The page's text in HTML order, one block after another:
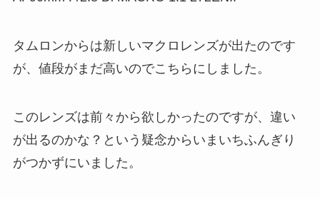
タムロンからは新しいマクロレンズが出たのです
が、値段がまだ高いのでこちらにしました。
このレンズは前々から欲しかったのですが、違い
が出るのかな？という疑念からいまいちふんぎり
がつかずにいました。